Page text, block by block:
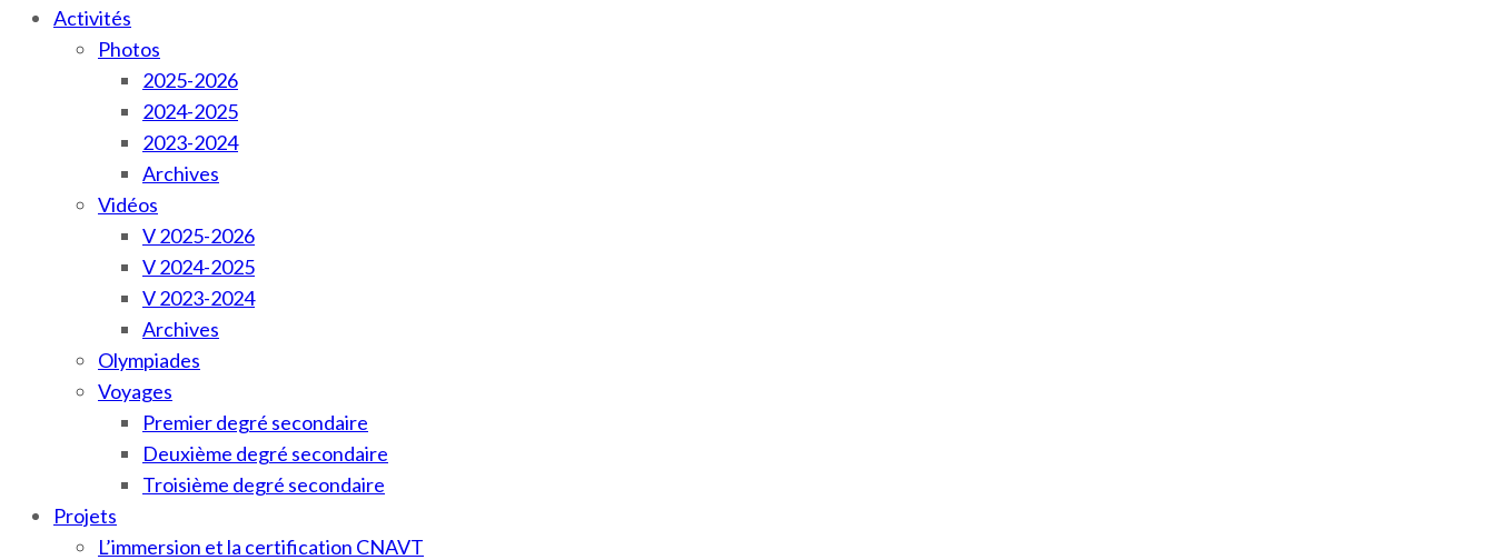
Activités
Photos
2025-2026
2024-2025
2023-2024
Archives
Vidéos
V 2025-2026
V 2024-2025
V 2023-2024
Archives
Olympiades
Voyages
Premier degré secondaire
Deuxième degré secondaire
Troisième degré secondaire
Projets
L’immersion et la certification CNAVT